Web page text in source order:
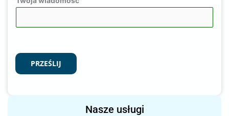
PRZEŚLIJ
Nasze usługi